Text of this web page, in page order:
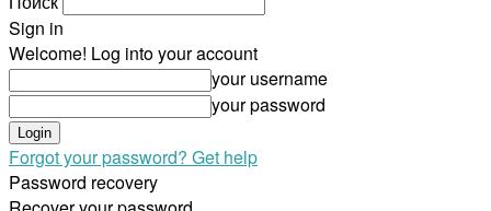
Sign in
Welcome! Log into your account
your username
your password
Forgot your password? Get help
Password recovery